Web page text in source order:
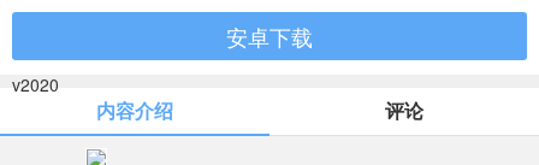
飞行射击
策略塔防
安卓下载
内容介绍 评论